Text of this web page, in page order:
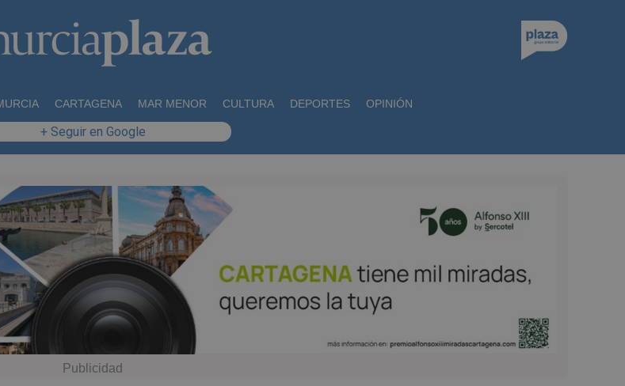
CARTAGENA MAR MENOR CULTURA DEPORTES OPINIÓN
+ Seguir en Google